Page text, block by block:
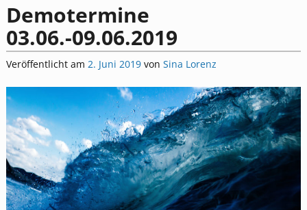
Demotermine
03.06.-09.06.2019
Veröffentlicht am 2. Juni 2019 von Sina Lorenz